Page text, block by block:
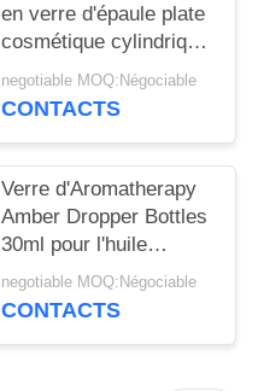
en verre d'épaule plate
cosmétique cylindrique
d'essence de bouteille
du compte-gouttes
negotiable MOQ:Négociable
CONTACTS
Verre d'Aromatherapy
Amber Dropper Bottles
30ml pour l'huile
essentielle
negotiable MOQ:Négociable
CONTACTS